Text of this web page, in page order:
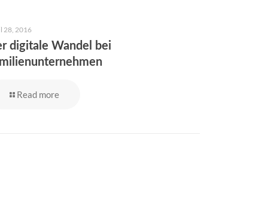
28, 2016
digitale Wandel bei
Read more